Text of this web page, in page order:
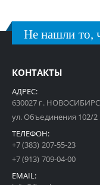
Не нашли то,
КОНТАКТЫ
АДРЕС:
630027 г.
ул. Объединения 102/2
ТЕЛЕФОН:
+7 (383) 207-55-23
+7 (913) 709-04-00
EMAIL: